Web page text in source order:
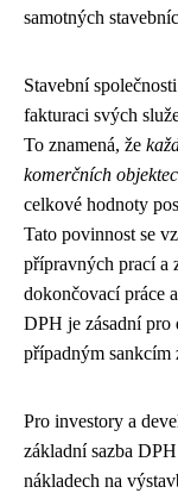
samotných
Stavební
fakturaci svých
To znamená, že
komerčních
celkové hodnoty
Tato povinnost se
přípravných prací a
dokončovací práce
DPH je zásadní pro
případným sankcím
Pro investory a
základní sazba
nákladech na